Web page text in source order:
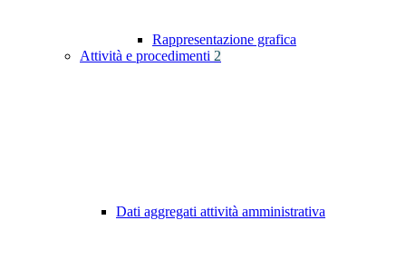
Rappresentazione grafica
Attività e procedimenti 2
Dati aggregati attività amministrativa